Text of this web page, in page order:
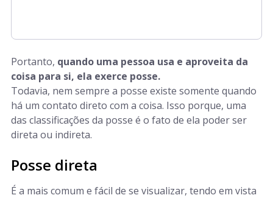
Portanto, quando uma pessoa usa e aproveita da
coisa para si, ela exerce posse.
Todavia, nem sempre a posse existe somente quando
há um contato direto com a coisa. Isso porque, uma
das classificações da posse é o fato de ela poder ser
direta ou indireta.
Posse direta
É a mais comum e fácil de se visualizar, tendo em vista